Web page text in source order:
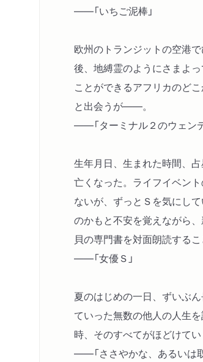
――「いちご泥棒」
欧州のトランジットの空港
後、地縛霊のようにさまよ
ことができるアフリカのど
と出会うが――。
――「ターミナル２のウェン
生年月日、生まれた時間、
亡くなった。ライフイベン
ないが、ずっとＳを気にし
のかもと不安を覚えながら
貝の専門書を対面朗読する
――「女優Ｓ」
夏のはじめの一日、ずいぶ
ていった無数の他人の人生
時、そのすべてがほどけて
――「ささやかな、あるいは